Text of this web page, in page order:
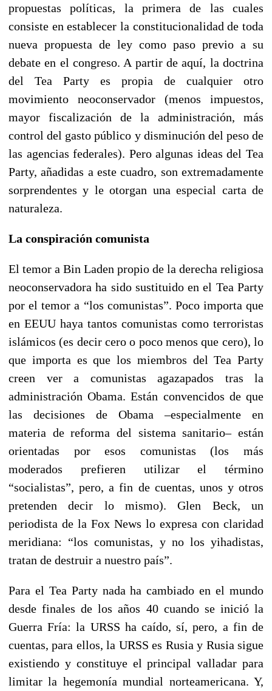
propuestas políticas, la primera de las cuales
consiste en establecer la constitucionalidad de toda
nueva propuesta de ley como paso previo a su
debate en el congreso. A partir de aquí, la doctrina
del Tea Party es propia de cualquier otro
movimiento neoconservador (menos impuestos,
mayor fiscalización de la administración, más
control del gasto público y disminución del peso de
las agencias federales). Pero algunas ideas del Tea
Party, añadidas a este cuadro, son extremadamente
sorprendentes y le otorgan una especial carta de
naturaleza.
La conspiración comunista
El temor a Bin Laden propio de la derecha religiosa
neoconservadora ha sido sustituido en el Tea Party
por el temor a “los comunistas”. Poco importa que
en EEUU haya tantos comunistas como terroristas
islámicos (es decir cero o poco menos que cero), lo
que importa es que los miembros del Tea Party
creen ver a comunistas agazapados tras la
administración Obama. Están convencidos de que
las decisiones de Obama –especialmente en
materia de reforma del sistema sanitario– están
orientadas por esos comunistas (los más
moderados prefieren utilizar el término
“socialistas”, pero, a fin de cuentas, unos y otros
pretenden decir lo mismo). Glen Beck, un
periodista de la Fox News lo expresa con claridad
meridiana: “los comunistas, y no los yihadistas,
tratan de destruir a nuestro país”.
Para el Tea Party nada ha cambiado en el mundo
desde finales de los años 40 cuando se inició la
Guerra Fría: la URSS ha caído, sí, pero, a fin de
cuentas, para ellos, la URSS es Rusia y Rusia sigue
existiendo y constituye el principal valladar para
limitar la hegemonía mundial norteamericana. Y,